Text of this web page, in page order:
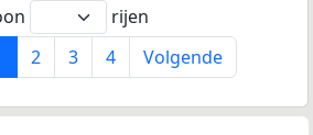
rijen
2 3 4 Volgende